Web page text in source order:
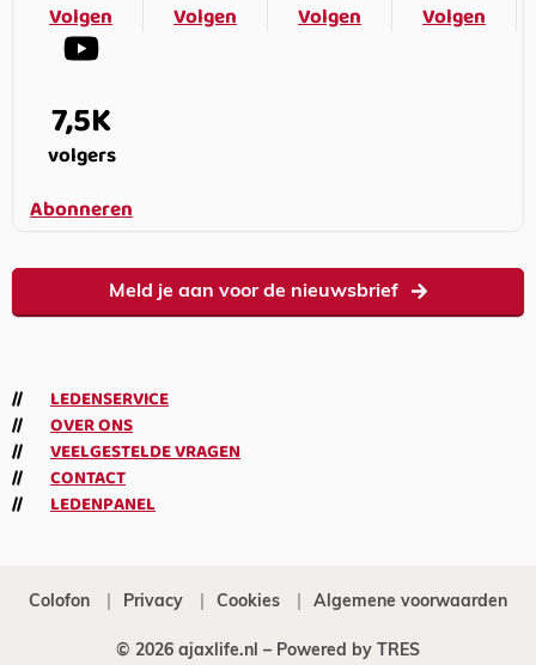
Volgen
Volgen
Volgen
Volgen
7,5K
volgers
Abonneren
Meld je aan voor de nieuwsbrief
LEDENSERVICE
OVER ONS
VEELGESTELDE VRAGEN
CONTACT
LEDENPANEL
Colofon Privacy Cookies Algemene voorwaarden
© 2026 ajaxlife.nl – Powered by TRES